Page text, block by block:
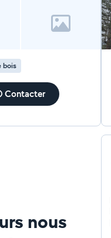
bois
Contacter
nous